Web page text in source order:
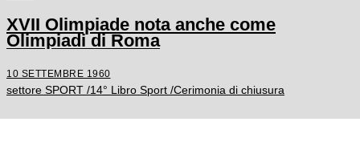
XVII Olimpiade nota anche come
Olimpiadi di Roma
10 SETTEMBRE 1960
settore SPORT /14° Libro Sport /Cerimonia di chiusura